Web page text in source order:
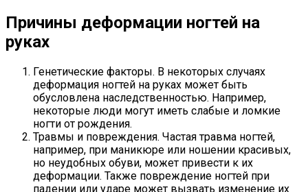
Причины деформации ногтей на
руках
Генетические факторы. В некоторых случаях
деформация ногтей на руках может быть
обусловлена наследственностью. Например,
некоторые люди могут иметь слабые и ломкие
ногти от рождения.
Травмы и повреждения. Частая травма ногтей,
например, при маникюре или ношении красивых,
но неудобных обуви, может привести к их
деформации. Также повреждение ногтей при
падении или ударе может вызвать изменение их